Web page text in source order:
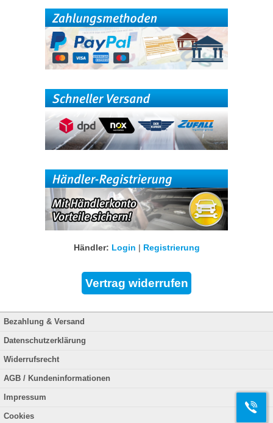
Händler: Login | Registrierung
Bezahlung & Versand
Datenschutzerklärung
Widerrufsrecht
AGB / Kundeninformationen
Impressum
Cookies